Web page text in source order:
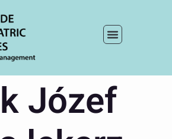
Józef